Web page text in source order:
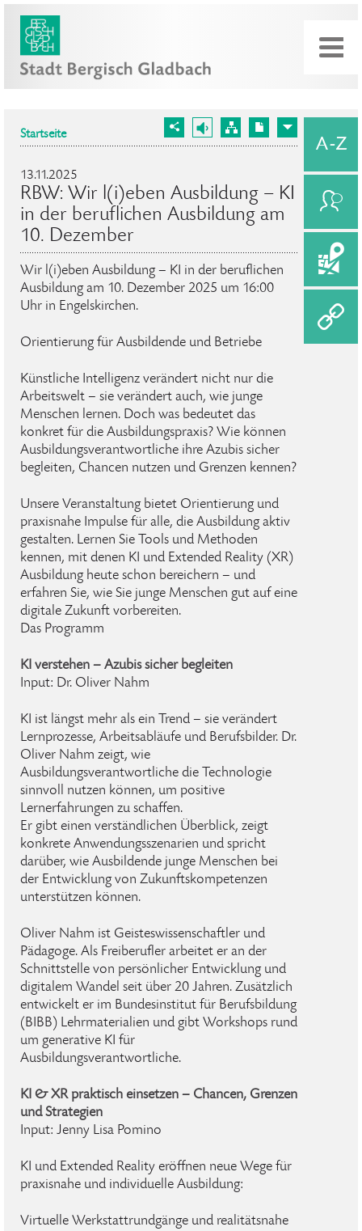
Startseite
13.11.2025
RBW: Wir l(i)eben Ausbildung – KI
in der beruflichen Ausbildung am
10. Dezember
Wir l(i)eben Ausbildung – KI in der beruflichen
Ausbildung am 10. Dezember 2025 um 16:00
Uhr in Engelskirchen.
Orientierung für Ausbildende und Betriebe
Künstliche Intelligenz verändert nicht nur die
Arbeitswelt – sie verändert auch, wie junge
Menschen lernen. Doch was bedeutet das
konkret für die Ausbildungspraxis? Wie können
Ausbildungsverantwortliche ihre Azubis sicher
begleiten, Chancen nutzen und Grenzen kennen?
Unsere Veranstaltung bietet Orientierung und
praxisnahe Impulse für alle, die Ausbildung aktiv
gestalten. Lernen Sie Tools und Methoden
kennen, mit denen KI und Extended Reality (XR)
Ausbildung heute schon bereichern – und
erfahren Sie, wie Sie junge Menschen gut auf eine
digitale Zukunft vorbereiten.
Das Programm
KI verstehen – Azubis sicher begleiten
Input: Dr. Oliver Nahm
KI ist längst mehr als ein Trend – sie verändert
Lernprozesse, Arbeitsabläufe und Berufsbilder. Dr.
Oliver Nahm zeigt, wie
Ausbildungsverantwortliche die Technologie
sinnvoll nutzen können, um positive
Lernerfahrungen zu schaffen.
Er gibt einen verständlichen Überblick, zeigt
konkrete Anwendungsszenarien und spricht
darüber, wie Ausbildende junge Menschen bei
der Entwicklung von Zukunftskompetenzen
unterstützen können.
Oliver Nahm ist Geisteswissenschaftler und
Pädagoge. Als Freiberufler arbeitet er an der
Schnittstelle von persönlicher Entwicklung und
digitalem Wandel seit über 20 Jahren. Zusätzlich
entwickelt er im Bundesinstitut für Berufsbildung
(BIBB) Lehrmaterialien und gibt Workshops rund
um generative KI für
Ausbildungsverantwortliche.
KI & XR praktisch einsetzen – Chancen, Grenzen
und Strategien
Input: Jenny Lisa Pomino
KI und Extended Reality eröffnen neue Wege für
praxisnahe und individuelle Ausbildung:
Virtuelle Werkstattrundgänge und realitätsnahe